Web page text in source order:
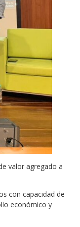
valor agregado a
con capacidad de
económico y